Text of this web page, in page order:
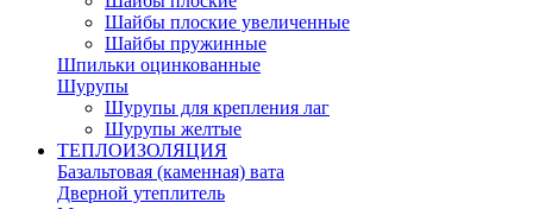
Шайбы плоские увеличенные
Шайбы пружинные
Шпильки оцинкованные
Шурупы
Шурупы для крепления лаг
Шурупы желтые
ТЕПЛОИЗОЛЯЦИЯ
Базальтовая (каменная) вата
Дверной утеплитель